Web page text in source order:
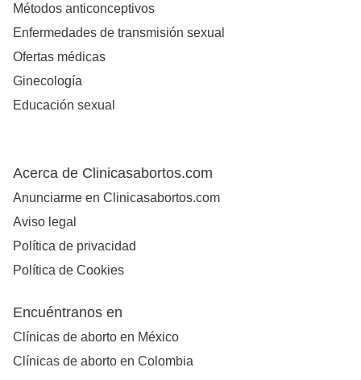
Métodos anticonceptivos
Enfermedades de transmisión sexual
Ofertas médicas
Ginecología
Educación sexual
Acerca de Clinicasabortos.com
Anunciarme en Clinicasabortos.com
Aviso legal
Política de privacidad
Política de Cookies
Encuéntranos en
Clínicas de aborto en México
Clínicas de aborto en Colombia